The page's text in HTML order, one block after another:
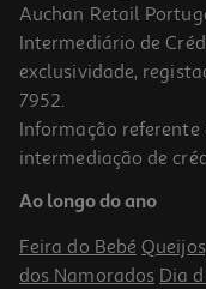
Papel Fotográfico
10x15cm
39.99 €/un
39,99 €
Auchan Retail
Intermediário de
exclusividade,
7952.
Informação referente
intermediação de
Ao longo do ano
Feira do Bebé
dos Namorados Dia